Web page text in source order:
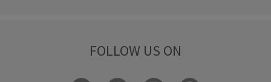
FOLLOW US ON